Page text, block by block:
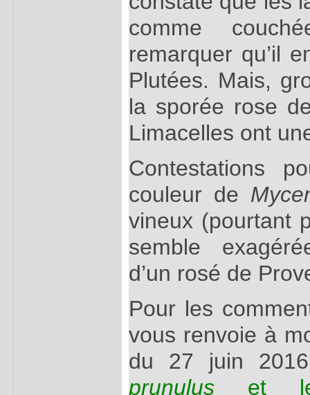
comme
remarquer qu’il
Plutées. Mais,
la sporée rose
Limacelles ont
Contestations
couleur de
vineux (pourtant
semble
d’un rosé de
Pour les
vous renvoie à
du 27 juin
prunuluset les